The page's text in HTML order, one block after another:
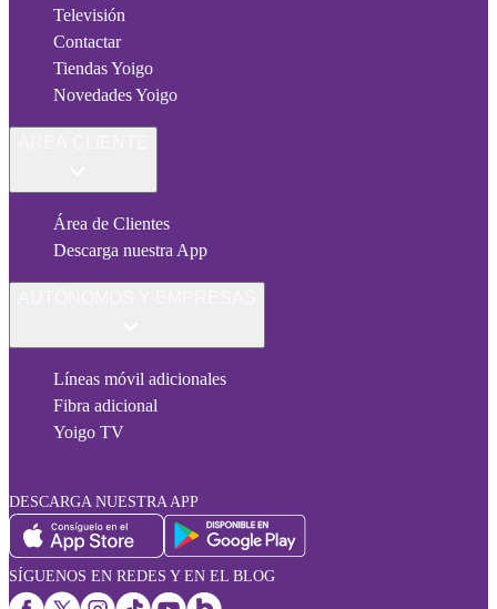
Televisión
Contactar
Tiendas Yoigo
Novedades Yoigo
Área de Clientes
Descarga nuestra App
Líneas móvil adicionales
Fibra adicional
Yoigo TV
DESCARGA NUESTRA APP
SÍGUENOS EN REDES Y EN EL BLOG